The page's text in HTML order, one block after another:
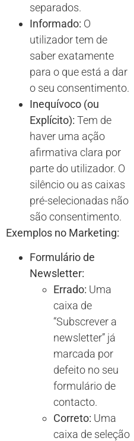
separados.
Informado: O
utilizador tem de
saber exatamente
para o que está a dar
o seu consentimento.
Inequívoco (ou
Explícito): Tem de
haver uma ação
afirmativa clara por
parte do utilizador. O
silêncio ou as caixas
pré-selecionadas não
são consentimento.
Exemplos no Marketing:
Formulário de
Newsletter:
Errado: Uma
caixa de
“Subscrever a
newsletter” já
marcada por
defeito no seu
formulário de
contacto.
Correto: Uma
caixa de seleção